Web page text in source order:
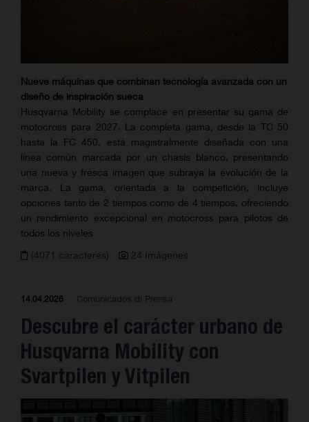
Nueve máquinas que combinan tecnología avanzada con un
diseño de inspiración sueca
Husqvarna Mobility se complace en presentar su gama de
motocross para 2027. La completa gama, desde la TC 50
hasta la FC 450, está magistralmente diseñada con una
línea común marcada por un chasis blanco, presentando
una nueva y fresca imagen que subraya la evolución de la
marca. La gama, orientada a la competición, incluye
opciones tanto de 2 tiempos como de 4 tiempos, ofreciendo
un rendimiento excepcional en motocross para pilotos de
todos los niveles
(4071 caracteres)
24 Imágenes
14.04.2026 Comunicados di Prensa
Descubre el carácter urbano de
Husqvarna Mobility con
Svartpilen y Vitpilen